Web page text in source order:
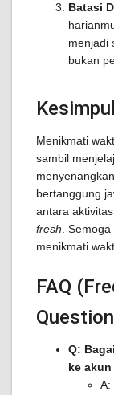
Batasi
menjadi
bukan
Menikmati
sambil
bertanggung
antara
fresh .
menikmati
FAQ
Q:
ke
A: